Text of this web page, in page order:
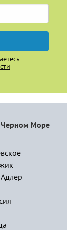
Черном Море